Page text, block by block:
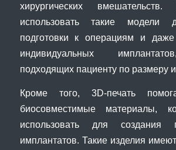
хирургических
использовать такие модели
подготовки к операциям и
индивидуальных
подходящих пациенту по размеру
Кроме того, 3D-печать
биосовместимые материалы,
использовать для создания
имплантатов. Такие изделия